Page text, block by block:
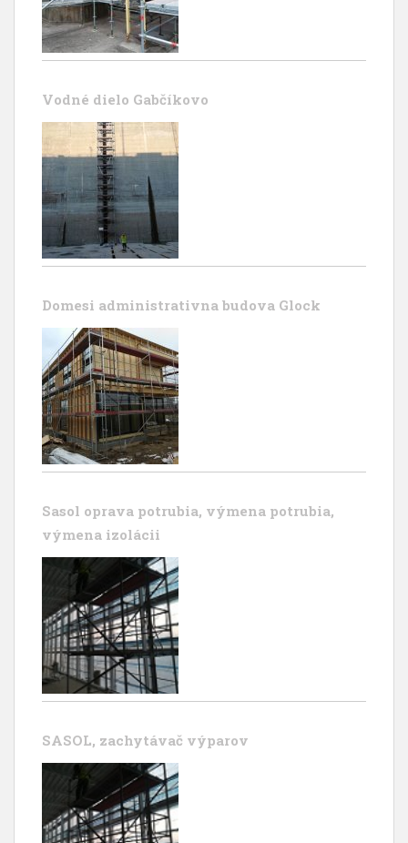
Vodné dielo Gabčíkovo
Domesi administrativna budova Glock
Sasol oprava potrubia, výmena potrubia,
výmena izolácii
SASOL, zachytávač výparov